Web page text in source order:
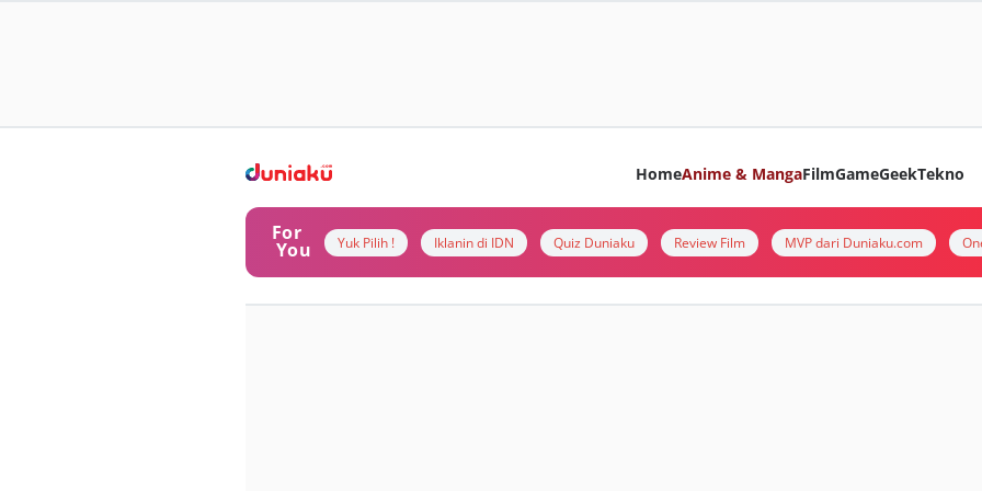
HomeAnime & MangaFilmGameGeekTekno
For
You Yuk Pilih ! Iklanin di IDN Quiz Duniaku Review Film MVP dari Duniaku.com